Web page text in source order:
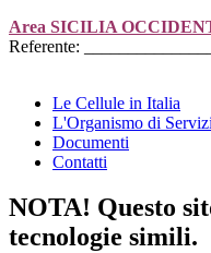
Area SICILIA
Referente:
Le Cellule in Italia
L'Organismo di
Documenti
Contatti
NOTA! Questo
tecnologie simili.